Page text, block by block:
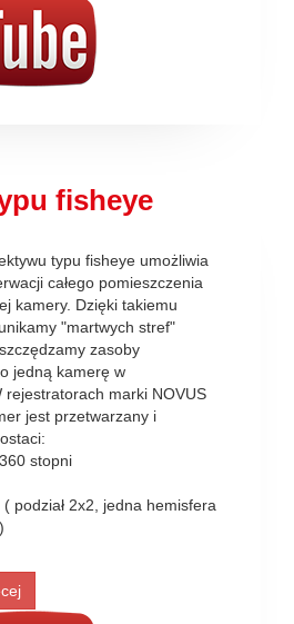
fisheye
typu fisheye umożliwia
całego pomieszczenia
kamery. Dzięki takiemu
"martwych stref"
zasoby
jedną kamerę w
rejestratorach marki NOVUS
jest przetwarzany i
stopni
podział 2x2, jedna hemisfera